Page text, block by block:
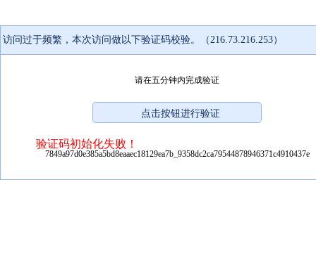
访问过于频繁，本次访问做以下验证码校验。（216.73.216.253）
请在五分钟内完成验证
验证码初始化失败！
7849a97d0e385a5bd8eaaec18129ea7b_9358dc2ca79544878946371c4910437e